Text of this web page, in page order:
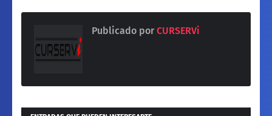
Publicado por CURSERVi